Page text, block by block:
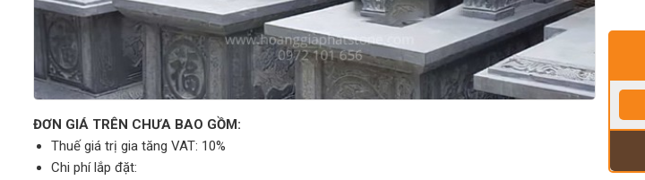
ĐƠN GIÁ TRÊN CHƯA BAO GỒM:
Thuế giá trị gia tăng VAT: 10%
Chi phí lắp đặt: